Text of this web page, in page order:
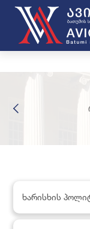
ხარისხის